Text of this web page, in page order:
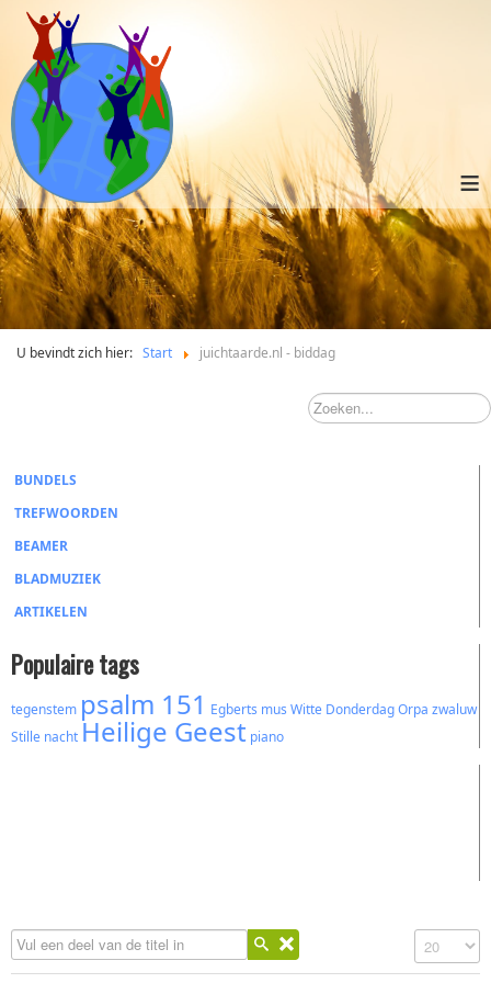
≡
U bevindt zich hier: Start juichtaarde.nl - biddag
BUNDELS
TREFWOORDEN
BEAMER
BLADMUZIEK
ARTIKELEN
Populaire tags
tegenstem psalm 151 Egberts mus Witte DonderdagOrpa zwaluw
Stille nacht Heilige Geest piano
Vul een deel van de titel in Toon #